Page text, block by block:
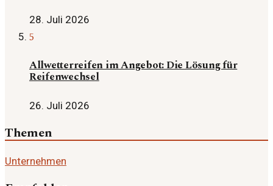
28. Juli 2026
5
Allwetterreifen im Angebot: Die Lösung für
Reifenwechsel
26. Juli 2026
Themen
Unternehmen